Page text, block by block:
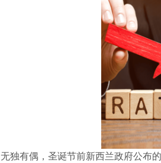
无独有偶，圣诞节前新西兰政府公布